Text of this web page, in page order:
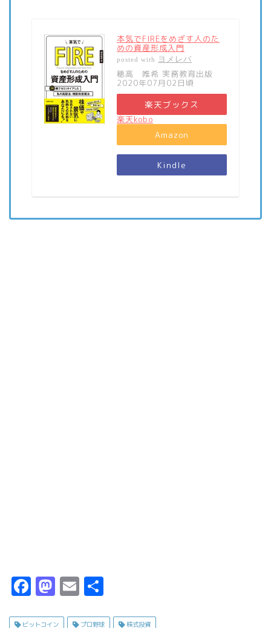
本気でFIREをめざす人のた
めの資産形成入門
posted with ヨメレバ
穂高 唯希 実務教育出版
2020年07月02日頃
楽天ブックス
楽天kobo
Amazon
Kindle
F M E
ビットコイン プロ野球 株式投資